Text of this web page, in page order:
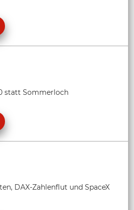
statt Sommerloch
DAX-Zahlenflut und SpaceX